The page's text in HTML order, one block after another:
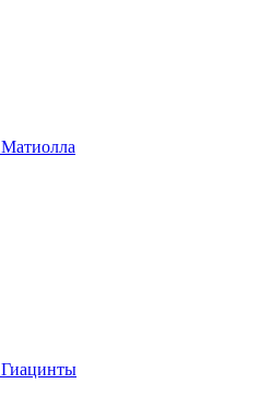
Матиолла
Гиацинты